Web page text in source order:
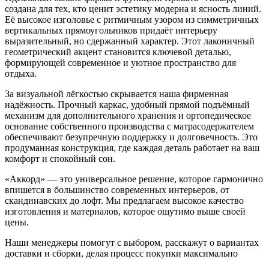
создана для тех, кто ценит эстетику модерна и ясность линий.
Её высокое изголовье с ритмичным узором из симметричных
вертикальных прямоугольников придаёт интерьеру
выразительный, но сдержанный характер. Этот лаконичный
геометрический акцент становится ключевой деталью,
формирующей современное и уютное пространство для
отдыха.
За визуальной лёгкостью скрывается наша фирменная
надёжность. Прочный каркас, удобный прямой подъёмный
механизм для дополнительного хранения и ортопедическое
основание собственного производства с матрасодержателем
обеспечивают безупречную поддержку и долговечность. Это
продуманная конструкция, где каждая деталь работает на ваш
комфорт и спокойный сон.
«Аккорд» — это универсальное решение, которое гармонично
впишется в большинство современных интерьеров, от
скандинавских до лофт. Мы предлагаем высокое качество
изготовления и материалов, которое ощутимо выше своей
цены.
Наши менеджеры помогут с выбором, расскажут о вариантах
доставки и сборки, делая процесс покупки максимально